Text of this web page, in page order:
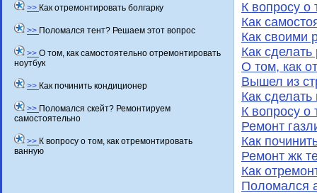
>> Как отремонтировать болгарку
>> Поломался тент? Решаем этот вопрос
>> О том, как самостоятельно отремонтировать
ноутбук
>> Как починить кондиционер
>> Поломался скейт? Ремонтируем
самостоятельно
>> К вопросу о том, как отремонтировать
ванную
К вопросу о
Как
Как своими
Как
О том, как
Вышел из
Как
К вопросу о
Ремонт
Как
Ремонт жк
Как
Поломался